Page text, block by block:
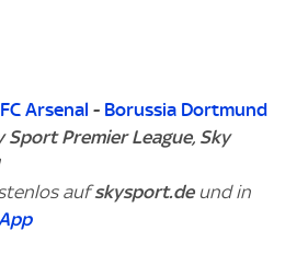
FC Arsenal - Borussia Dortmund
Sport Premier League, Sky
aufskysport.deund in